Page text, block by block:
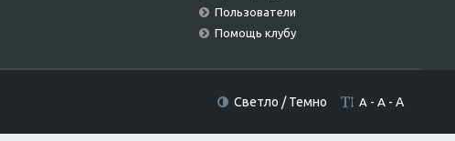
Пользователи
Помощь клубу
A - A - A
Светло /Темно